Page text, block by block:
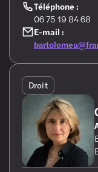
Téléphone :
06 75 19 84 68
E-mail :
Droit